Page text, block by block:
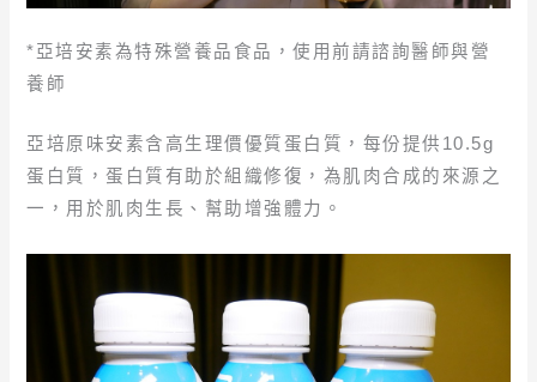
*亞培安素為特殊營養品食品，使用前請諮詢醫師與營
養師
亞培原味安素含高生理價優質蛋白質，每份提供10.5g
蛋白質，蛋白質有助於組織修復，為肌肉合成的來源之
一，用於肌肉生長、幫助增強體力。